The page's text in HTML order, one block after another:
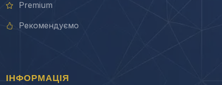
Premium
Рекомендуємо
ІНФОРМАЦІЯ